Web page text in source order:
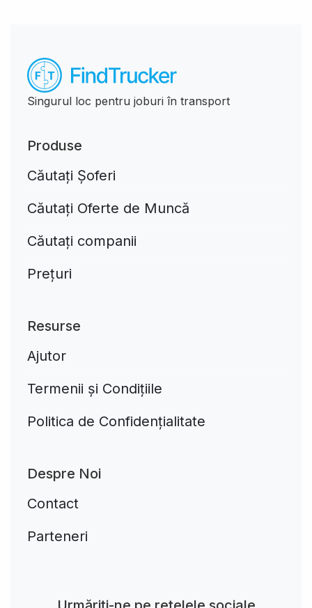
Singurul loc pentru joburi în transport
Produse
Căutați Șoferi
Căutați Oferte de Muncă
Căutați companii
Prețuri
Resurse
Ajutor
Termenii și Condițiile
Politica de Confidențialitate
Despre Noi
Contact
Parteneri